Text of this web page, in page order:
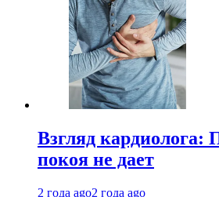
Взгляд кардиолога:
покоя не дает
2 года ago2 года ago